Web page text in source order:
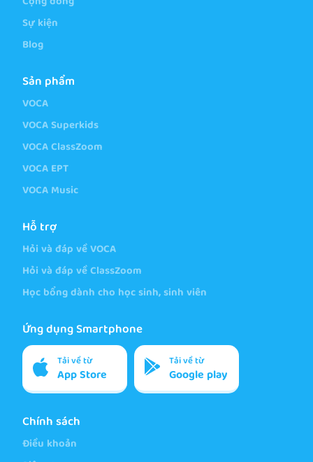
Sự kiện
Blog
Sản phẩm
VOCA
VOCA Superkids
VOCA ClassZoom
VOCA EPT
VOCA Music
Hỗ trợ
Hỏi và đáp về VOCA
Hỏi và đáp về ClassZoom
Học bổng dành cho học sinh, sinh viên
Ứng dụng Smartphone
Tải về từ
App Store
Tải về từ
Google play
Chính sách
Điều khoản